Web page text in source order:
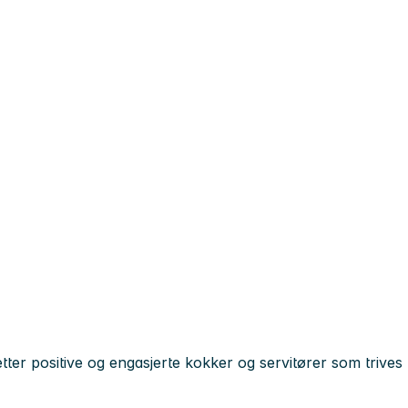
positive og engasjerte kokker og servitører som trives